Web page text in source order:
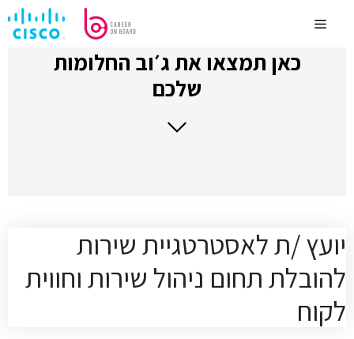
לתוכןMenu
כאן תמצאו את ג׳וב החלומות
שלכם
יועץ /ת לאסטרטגיית שירות
להובלת תחום ניהול שירות וחווית
לקוח